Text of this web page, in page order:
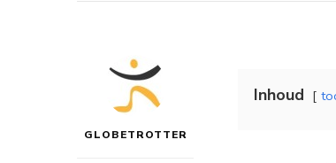
GLOBETROTTER
Inhoud